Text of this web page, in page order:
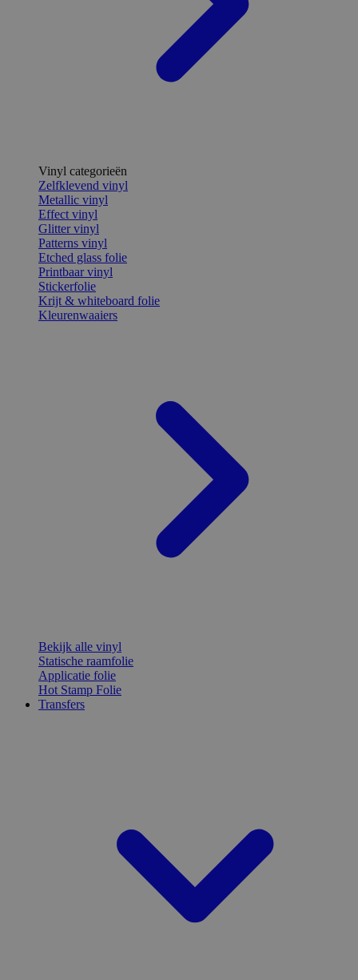
Vinyl categorieën
Zelfklevend vinyl
Metallic vinyl
Effect vinyl
Glitter vinyl
Patterns vinyl
Etched glass folie
Printbaar vinyl
Stickerfolie
Krijt & whiteboard folie
Kleurenwaaiers
Bekijk alle vinyl
Statische raamfolie
Applicatie folie
Hot Stamp Folie
Transfers